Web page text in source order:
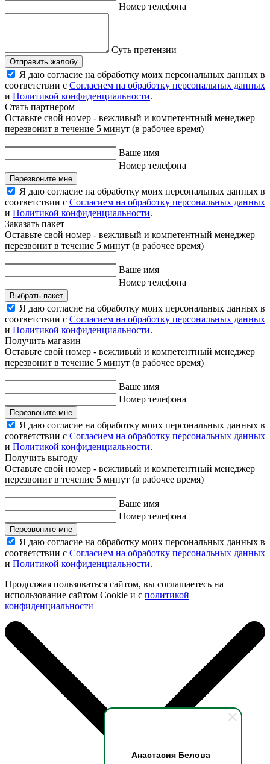
Анастасия Белова
Номер телефона
Суть претензии
Отправить жалобу
Я даю согласие на обработку моих персональных данных в
соответствии с Согласием на обработку персональных данных
и Политикой конфиденциальности.
Стать партнером
Оставьте свой номер - вежливый и компетентный менеджер
перезвонит в течение 5 минут (в рабочее время)
Ваше имя
Номер телефона
Перезвоните мне
Я даю согласие на обработку моих персональных данных в
соответствии с Согласием на обработку персональных данных
и Политикой конфиденциальности.
Заказать пакет
Оставьте свой номер - вежливый и компетентный менеджер
перезвонит в течение 5 минут (в рабочее время)
Ваше имя
Номер телефона
Выбрать пакет
Я даю согласие на обработку моих персональных данных в
соответствии с Согласием на обработку персональных данных
и Политикой конфиденциальности.
Получить магазин
Оставьте свой номер - вежливый и компетентный менеджер
перезвонит в течение 5 минут (в рабочее время)
Ваше имя
Номер телефона
Перезвоните мне
Я даю согласие на обработку моих персональных данных в
соответствии с Согласием на обработку персональных данных
и Политикой конфиденциальности.
Получить выгоду
Оставьте свой номер - вежливый и компетентный менеджер
перезвонит в течение 5 минут (в рабочее время)
Ваше имя
Номер телефона
Перезвоните мне
Я даю согласие на обработку моих персональных данных в
соответствии с Согласием на обработку персональных данных
и Политикой конфиденциальности.
Продолжая пользоваться сайтом, вы соглашаетесь на
использование сайтом Cookie и с политикой
конфиденциальности